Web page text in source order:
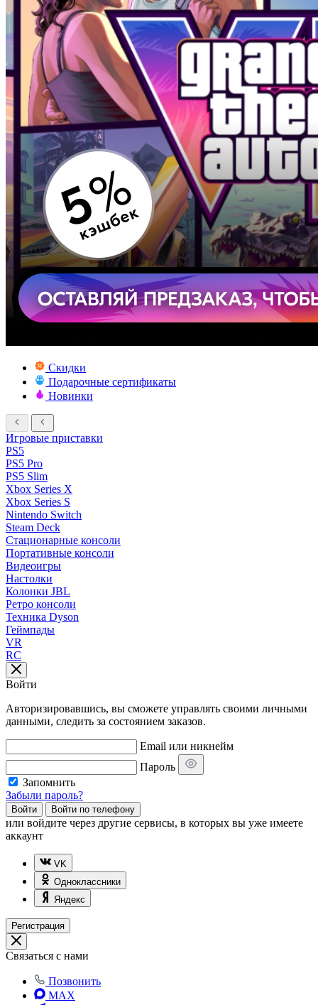
Скидки
Подарочные сертификаты
Новинки
Игровые приставки
PS5
PS5 Pro
PS5 Slim
Xbox Series X
Xbox Series S
Nintendo Switch
Steam Deck
Стационарные консоли
Портативные консоли
Видеоигры
Настолки
Колонки JBL
Ретро консоли
Техника Dyson
Геймпады
VR
RC
Войти
Авторизировавшись, вы сможете управлять своими личными
данными, следить за состоянием заказов.
Email или никнейм
Пароль
Запомнить
Забыли пароль?
Войти Войти по телефону
или войдите через другие сервисы, в которых вы уже имеете
аккаунт
VK
Одноклассники
Яндекс
Регистрация
Связаться с нами
Позвонить
MAX